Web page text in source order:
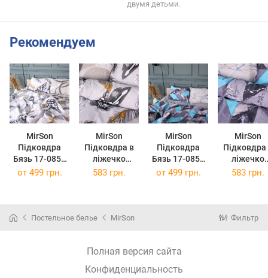
двумя детьми.
Рекомендуем
MirSon
Підковдра
Бязь 17-0852
Avielle 110 x
MirSon
Підковдра в
ліжечко
110х140 см 17-
MirSon
Підковдра
Бязь 17-0853
Graphitea 110
MirSon
Підковдра
ліжечко
110х140 см
от 499 грн. 583 грн. от 499 грн. 583 грн.
Постельное белье MirSon Фильтр
Полная версия сайта
Конфиденциальность